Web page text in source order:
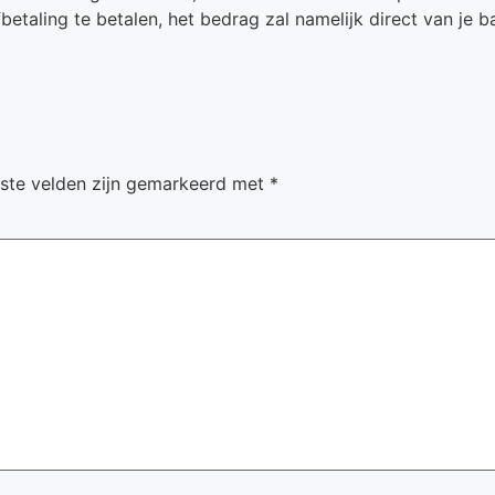
te betalen, het bedrag zal namelijk direct van je
velden zijn gemarkeerd met *